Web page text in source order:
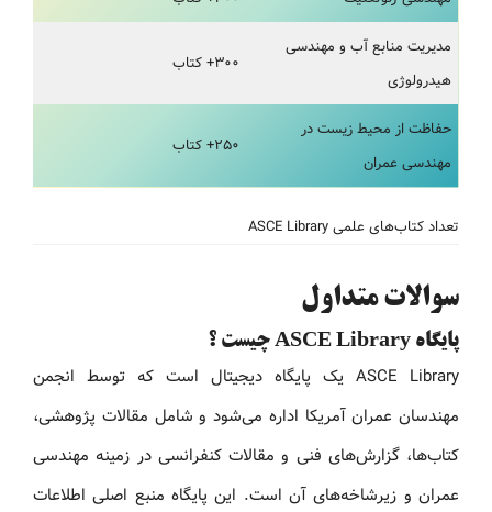
مدیریت منابع آب و مهندسی
هیدرولوژی
۳۰۰+ کتاب
حفاظت از محیط زیست در
مهندسی عمران
۲۵۰+ کتاب
تعداد کتاب‌های علمی ASCE Library
سوالات متداول
پایگاه ASCE Library چیست ؟
ASCE Library یک پایگاه دیجیتال است که توسط انجمن
مهندسان عمران آمریکا اداره می‌شود و شامل مقالات پژوهشی،
کتاب‌ها، گزارش‌های فنی و مقالات کنفرانسی در زمینه مهندسی
عمران و زیرشاخه‌های آن است. این پایگاه منبع اصلی اطلاعات